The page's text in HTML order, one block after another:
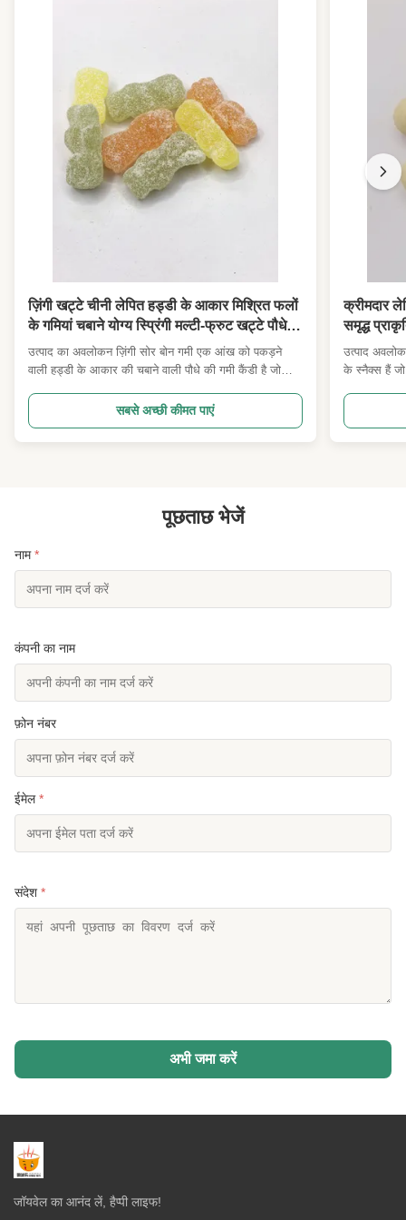
ज़िंगी खट्टे चीनी लेपित हड्डी के आकार मिश्रित फलों
के गमियां चबाने योग्य स्प्रिंगी मल्टी-फ्रुट खट्टे पौधे
गमी स्नैक बच्चे पार्टी उपहार थोक सुपरमार्केट के लिए
सुविधा स्टोर आयातकों के लिए
उत्पाद का अवलोकन ज़िंगी सोर बोन गमी एक आंख को पकड़ने
वाली हड्डी के आकार की चबाने वाली पौधे की गमी कैंडी है जो
स्तरित स्वाद होता है: तीक्ष्ण ताज़ा खट्टे बाहरी क्रस्ट को अंदर नरम
मीठे स्प्रिंगी चबाने योग्य फल कोर द्वारा संतुलित किया जाता है। ...
सबसे अच्छी कीमत पाएं
क्रीमदार
समृद्ध
स्नैक बच्चों
आयातक
उत्पाद
के स्नैक्स हैं जो
बीन को कठोर
पूछताछ भेजें
नाम*
कंपनी का नाम
फ़ोन नंबर
ईमेल*
संदेश *
अभी जमा करें
जॉयवेल का आनंद लें, हैप्पी लाइफ!